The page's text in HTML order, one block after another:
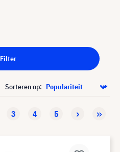
Filter
Sorteren op:
3 4 5